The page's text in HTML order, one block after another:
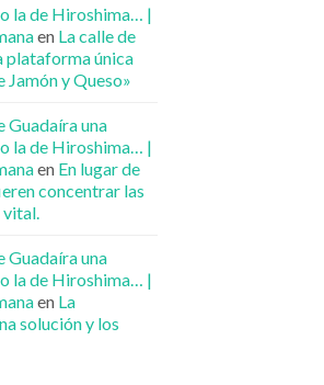
la de Hiroshima… |
en La calle de
plataforma única
Jamón y Queso»
Guadaíra una
la de Hiroshima… |
en En lugar de
concentrar las
Guadaíra una
la de Hiroshima… |
en La
solución y los